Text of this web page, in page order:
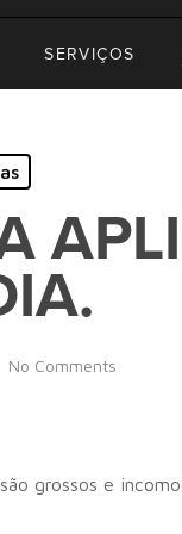
SERVIÇOS
No Comments
grossos e